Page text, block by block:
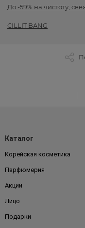
До -59% на чистоту,
CILLIT BANG
Каталог
Корейская косметика
Парфюмерия
Акции
Лицо
Подарки